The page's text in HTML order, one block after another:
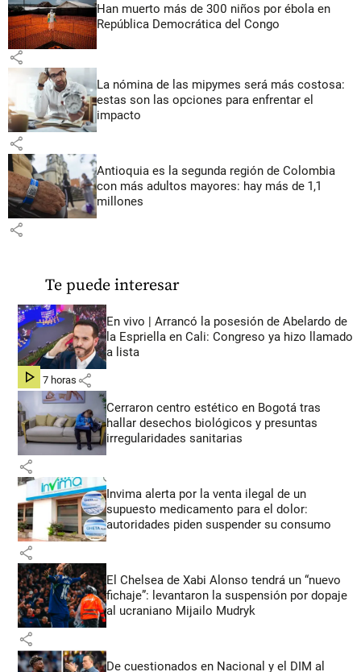
Han muerto más de 300 niños por ébola en
República Democrática del Congo
share
La nómina de las mipymes será más costosa:
estas son las opciones para enfrentar el
impacto
share
Antioquia es la segunda región de Colombia
con más adultos mayores: hay más de 1,1
millones
share
Te puede interesar
En vivo | Arrancó la posesión de Abelardo de
la Espriella en Cali: Congreso ya hizo llamado
a lista
hace 7 horas share
Cerraron centro estético en Bogotá tras
hallar desechos biológicos y presuntas
irregularidades sanitarias
share
Invima alerta por la venta ilegal de un
supuesto medicamento para el dolor:
autoridades piden suspender su consumo
share
El Chelsea de Xabi Alonso tendrá un “nuevo
fichaje”: levantaron la suspensión por dopaje
al ucraniano Mijailo Mudryk
share
De cuestionados en Nacional y el DIM al